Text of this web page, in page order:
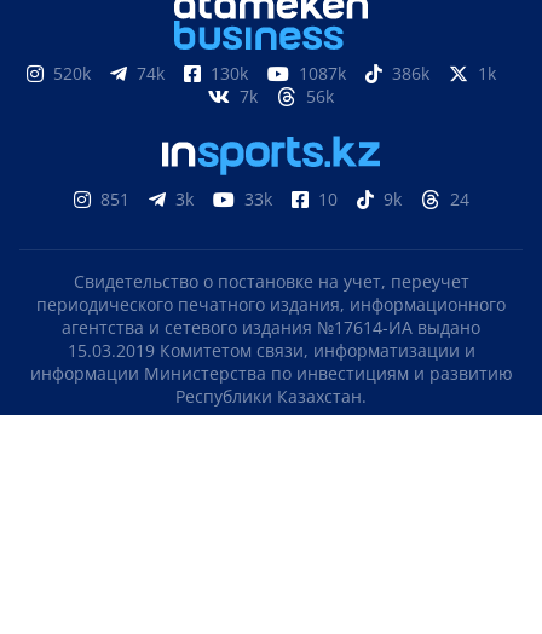
520k 74k 130k 1087k 386k
1k
7k
56k
851 3k 33k 10 9k 24
Свидетельство о постановке на учет, переучет
периодического печатного издания, информационного
агентства и сетевого издания №17614-ИА выдано
15.03.2019 Комитетом связи, информатизации и
информации Министерства по инвестициям и развитию
Республики Казахстан.